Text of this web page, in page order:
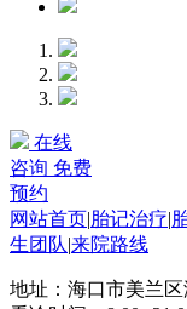
在线
咨询 免费
预约
网站首页|胎记治疗|
生团队|来院路线
地址：海口市美兰